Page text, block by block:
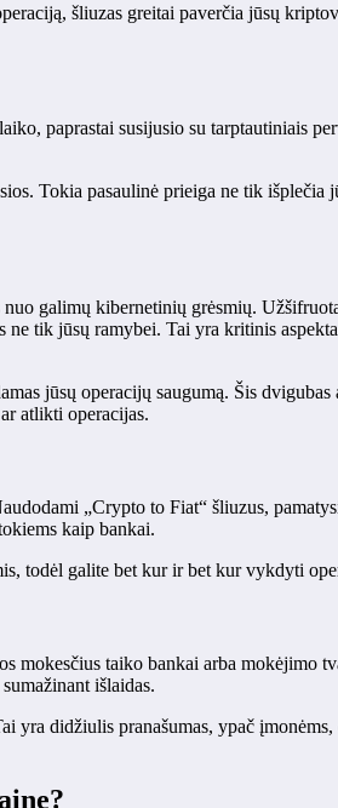
šliuzas greitai paverčia jūsų
paprastai susijusio su tarptautiniais
Tokia pasaulinė prieiga ne tik
galimų kibernetinių grėsmių.
tik jūsų ramybei. Tai yra kritinis
jūsų operacijų saugumą. Šis
atlikti operacijas.
„Crypto to Fiat“ šliuzus,
kaip bankai.
todėl galite bet kur ir bet kur vykdyti
mokesčius taiko bankai arba mokėjimo
išlaidas.
didžiulis pranašumas, ypač